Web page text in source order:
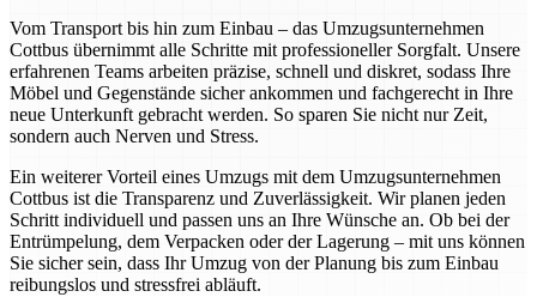
Vom Transport bis hin zum Einbau – das Umzugsunternehmen
Cottbus übernimmt alle Schritte mit professioneller Sorgfalt. Unsere
erfahrenen Teams arbeiten präzise, schnell und diskret, sodass Ihre
Möbel und Gegenstände sicher ankommen und fachgerecht in Ihre
neue Unterkunft gebracht werden. So sparen Sie nicht nur Zeit,
sondern auch Nerven und Stress.
Ein weiterer Vorteil eines Umzugs mit dem Umzugsunternehmen
Cottbus ist die Transparenz und Zuverlässigkeit. Wir planen jeden
Schritt individuell und passen uns an Ihre Wünsche an. Ob bei der
Entrümpelung, dem Verpacken oder der Lagerung – mit uns können
Sie sicher sein, dass Ihr Umzug von der Planung bis zum Einbau
reibungslos und stressfrei abläuft.